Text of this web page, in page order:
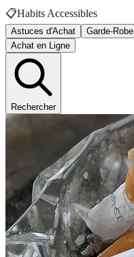
📋Habits Accessibles
Astuces d'Achat Garde-Robe
Achat en Ligne
Rechercher